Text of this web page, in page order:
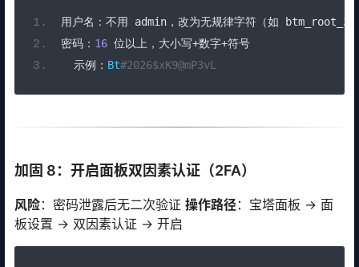
用户名：不用 admin，改为无规律字符（如
密码： 16 位以上，大小写+数字+符号
示例： Bt#2026$xK9@mP3vL
加固 8：开启面板双因素认证（2FA）
风险：密码泄露后无二次验证 操作路径：宝塔面板 → 面
板设置 → 双因素认证 → 开启